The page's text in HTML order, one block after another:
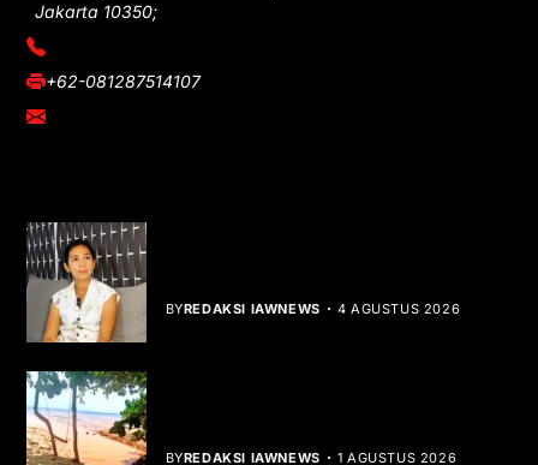
Jakarta 10350;
(021) 3908026
+62-081287514107
adm@iawnews.com
BYREDAKSI IAWNEWS 4 AGUSTUS 2026
BYREDAKSI IAWNEWS 1 AGUSTUS 2026